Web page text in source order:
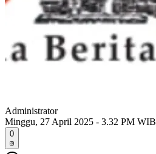
Administrator
Minggu, 27 April 2025 - 3.32 PM WIB
0